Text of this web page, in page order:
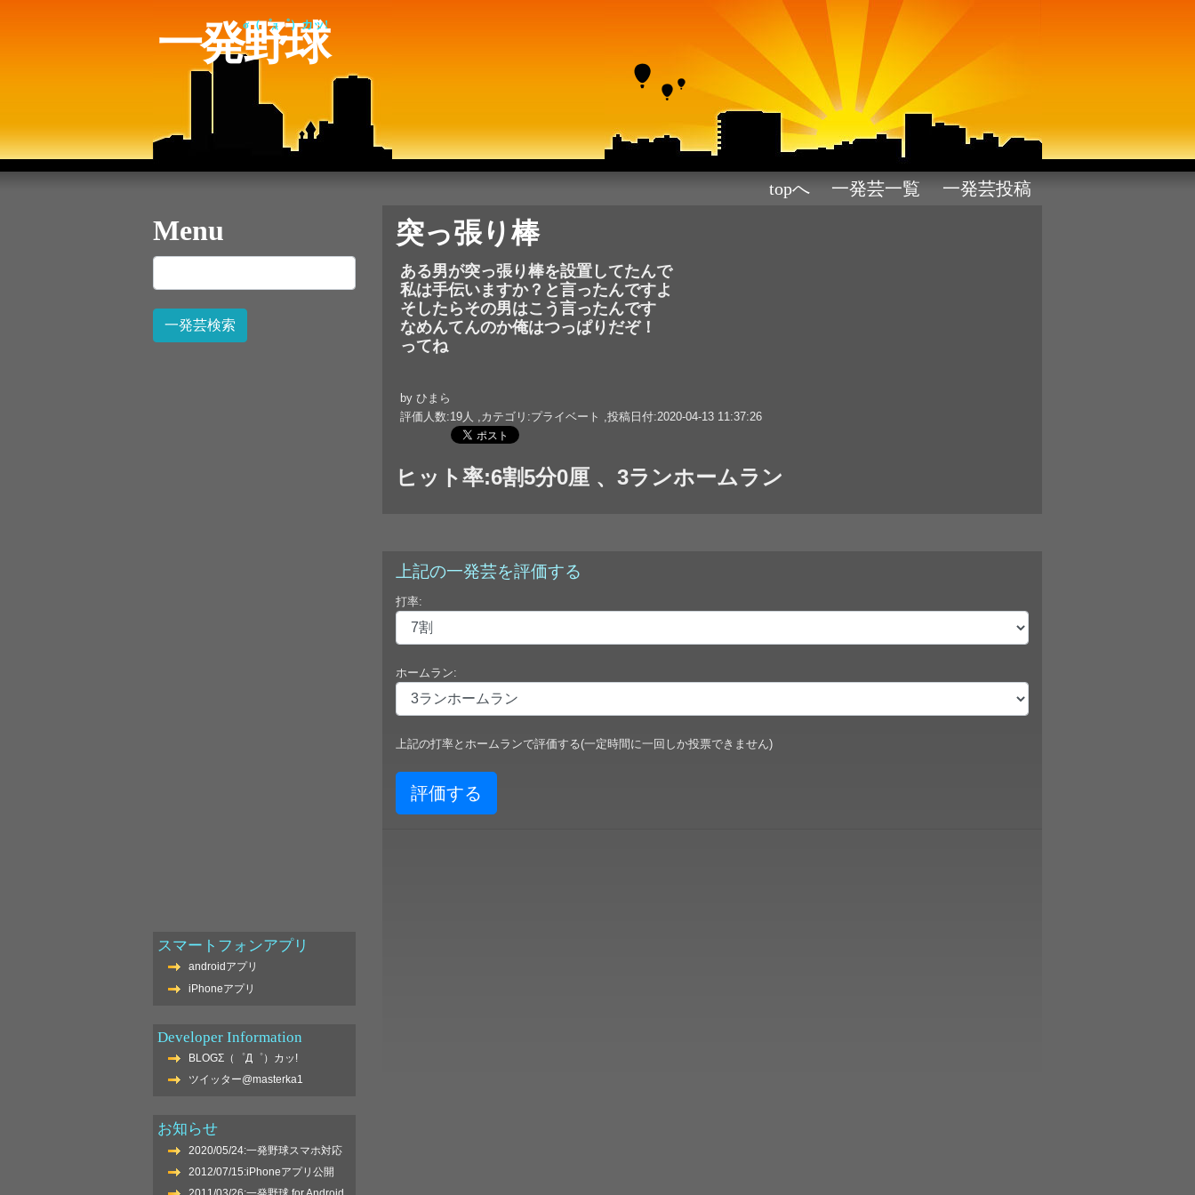
一発野球
σ（゜д゜）カッ!
topへ 一発芸一覧 一発芸投稿
Menu
スマートフォンアプリ
androidアプリ
iPhoneアプリ
Developer Information
BLOGΣ（゜Д゜）カッ!
ツイッター@masterka1
お知らせ
2020/05/24:一発野球スマホ対応
2012/07/15:iPhoneアプリ公開
突っ張り棒
ある男が突っ張り棒を設置してたんで
私は手伝いますか？と言ったんですよ
そしたらその男はこう言ったんです
なめんてんのか俺はつっぱりだぞ！
ってね
by ひまら
評価人数:19人 ,カテゴリ:プライベート ,投稿日付:2020-04-13 11:37:26
ヒット率:6割5分0厘 、3ランホームラン
上記の一発芸を評価する
打率:
ホームラン:
上記の打率とホームランで評価する(一定時間に一回しか投票できません)